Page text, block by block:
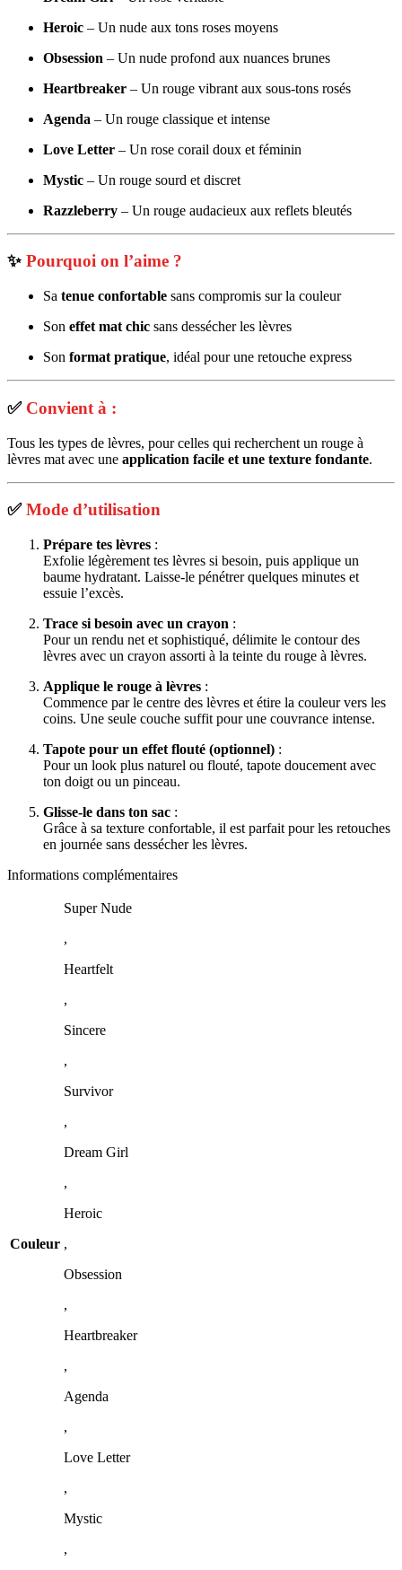
Heroic – Un nude aux tons roses moyens
Obsession – Un nude profond aux nuances brunes
Heartbreaker – Un rouge vibrant aux sous-tons rosés
Agenda – Un rouge classique et intense
Love Letter – Un rose corail doux et féminin
Mystic – Un rouge sourd et discret
Razzleberry – Un rouge audacieux aux reflets bleutés
✨ Pourquoi on l’aime ?
Sa tenue confortable sans compromis sur la couleur
Son effet mat chic sans dessécher les lèvres
Son format pratique, idéal pour une retouche express
✅ Convient à :
Tous les types de lèvres, pour celles qui recherchent un rouge à
lèvres mat avec une application facile et une texture fondante.
✅Mode d’utilisation
Prépare tes lèvres :
Exfolie légèrement tes lèvres si besoin, puis applique un
baume hydratant. Laisse-le pénétrer quelques minutes et
essuie l’excès.
Trace si besoin avec un crayon :
Pour un rendu net et sophistiqué, délimite le contour des
lèvres avec un crayon assorti à la teinte du rouge à lèvres.
Applique le rouge à lèvres :
Commence par le centre des lèvres et étire la couleur vers les
coins. Une seule couche suffit pour une couvrance intense.
Tapote pour un effet flouté (optionnel) :
Pour un look plus naturel ou flouté, tapote doucement avec
ton doigt ou un pinceau.
Glisse-le dans ton sac :
Grâce à sa texture confortable, il est parfait pour les retouches
en journée sans dessécher les lèvres.
Informations complémentaires
Couleur
Super Nude
,
Heartfelt
,
Sincere
,
Survivor
,
Dream Girl
,
Heroic
,
Obsession
,
Heartbreaker
,
Agenda
,
Love Letter
,
Mystic
,